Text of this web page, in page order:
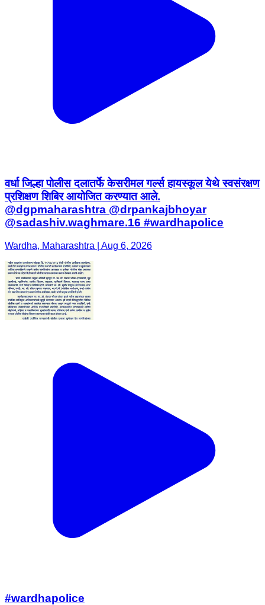
वर्धा जिल्हा पोलीस दलातर्फे केसरीमल गर्ल्स हायस्कूल येथे स्वसंरक्षण
प्रशिक्षण शिबिर आयोजित करण्यात आले.
@dgpmaharashtra @drpankajbhoyar
@sadashiv.waghmare.16 #wardhapolice
Wardha, Maharashtra | Aug 6, 2026
#wardhapolice